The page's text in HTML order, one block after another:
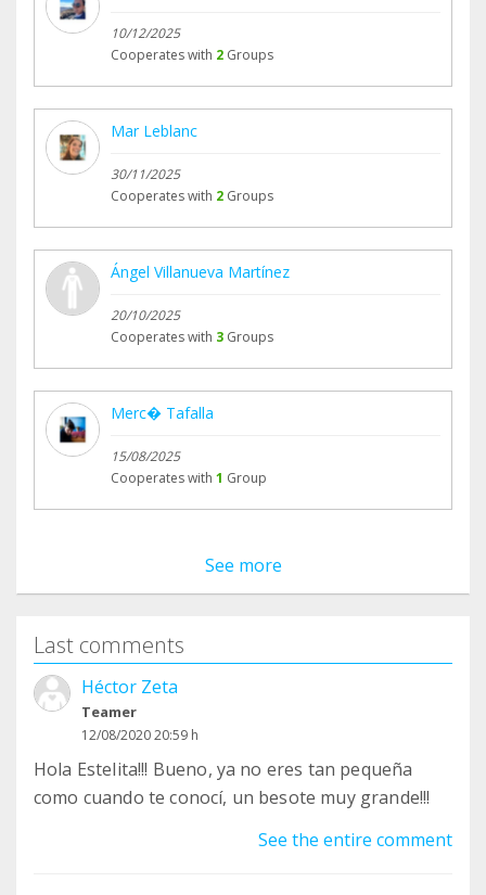
10/12/2025
Cooperates with 2 Groups
Mar Leblanc
30/11/2025
Cooperates with 2 Groups
Ángel Villanueva Martínez
20/10/2025
Cooperates with 3 Groups
Merc� Tafalla
15/08/2025
Cooperates with 1 Group
See more
Last comments
Héctor Zeta
Teamer
12/08/2020 20:59 h
Hola Estelita!!! Bueno, ya no eres tan pequeña
como cuando te conocí, un besote muy grande!!!
See the entire comment